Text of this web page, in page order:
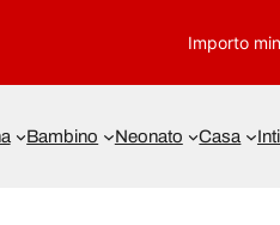
Importo
Bambino Neonato Casa